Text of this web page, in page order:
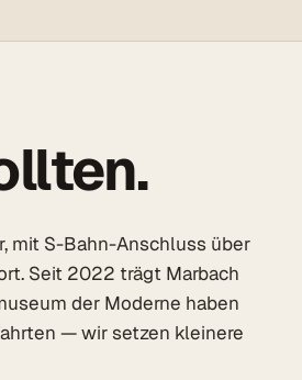
mit S-Bahn-Anschluss über
Seit 2022 trägt Marbach
der Moderne haben
— wir setzen kleinere